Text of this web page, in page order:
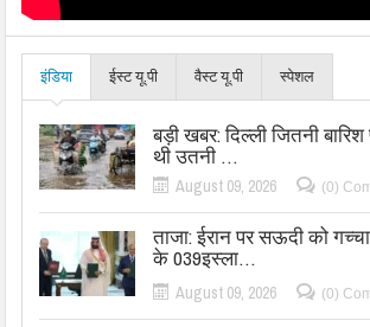
इंडिया ईस्ट यू.पी वैस्ट यू.पी स्पेशल
बड़ी खबर: दिल्ली जितनी
थी उतनी …
August 09, 2026 (0)
ताजा: ईरान पर सऊदी को
के 039इस्ला…
August 09, 2026 (0)